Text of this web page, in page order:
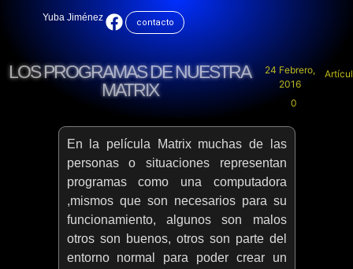
Yuba Jiménez contacto
LOS PROGRAMAS DE NUESTRA
MATRIX
24 Febrero,
2016
0
En la película Matrix muchas de las
personas o situaciones representan
programas como una computadora
,mismos que son necesarios para su
funcionamiento, algunos son malos
otros son buenos, otros son parte del
entorno normal para poder crear un